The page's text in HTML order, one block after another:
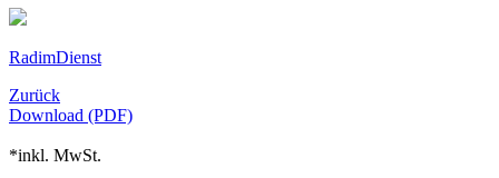
RadimDienst
Zurück
Download (PDF)
*inkl. MwSt.